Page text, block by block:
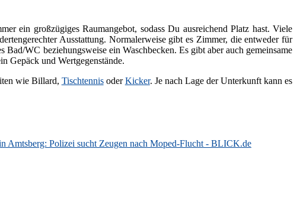
ein großzügiges Raumangebot, sodass Du ausreichend Platz hast. Viele
Ausstattung. Normalerweise gibt es Zimmer, die entweder für
WC beziehungsweise ein Waschbecken. Es gibt aber auch gemeinsame
Gepäck und Wertgegenstände.
wie Billard, TischtennisoderKicker. Je nach Lage der Unterkunft kann es
Amtsberg: Polizei sucht Zeugen nach Moped-Flucht - BLICK.de